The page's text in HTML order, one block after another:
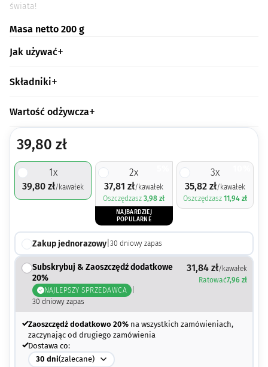
świata!
Masa netto 200 g
Jak używać
Składniki
Wartość odżywcza
39,80 zł
1x
39,80zł/kawałek
2x
37,81zł/kawałek
Oszczędzasz3,98zł
NAJBARDZIEJ
POPULARNE
3x
35,82 zł/kawałek
Oszczędzasz 11,94 zł
Zakup jednorazowy| 30 dniowy zapas
Subskrybuj & Zaoszczędź dodatkowe
20%
NAJLEPSZY SPRZEDAWCA
30 dniowy zapas
31,84 zł/kawałek
Ratować7,96 zł
Zaoszczędź dodatkowo 20%na wszystkich zamówieniach,
zaczynając od drugiego zamówienia
Dostawa co:
30 dni(zalecane)